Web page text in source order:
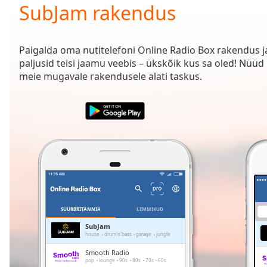
Current
Time0:00
Duration
-:-
Loaded:
0.00%
Remaining
SubJam rakendus
Paigalda oma nutitelefoni Online Radio Box rakendus
paljusid teisi jaamu veebis – ükskõik kus sa oled!
meie mugavale rakendusele alati taskus.
SUURBRITANNIA LEMMIKUD
SubJam
house drum'n'bass garage jungle
Smooth Radio
pop lounge 90s 80s 70s 60s